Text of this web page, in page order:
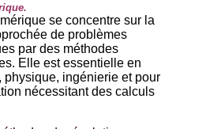
se concentre sur la
de problèmes
par des méthodes
Elle est essentielle en
physique, ingénierie et pour
nécessitant des calculs